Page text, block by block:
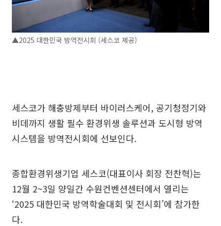
▲2025 대한민국 방역전시회 (세스코 제공)
세스코가 해충방제부터 바이러스케어, 공기청정기와
비데까지 생활 필수 환경위생 솔루션과 도시형 방역
시스템을 방역전시회에 선보인다.
종합환경위생기업 세스코(대표이사 회장 전찬혁)는
12월 2~3일 양일간 수원컨벤션센터에서 열리는
‘2025 대한민국 방역학술대회 및 전시회’에 참가한
다.